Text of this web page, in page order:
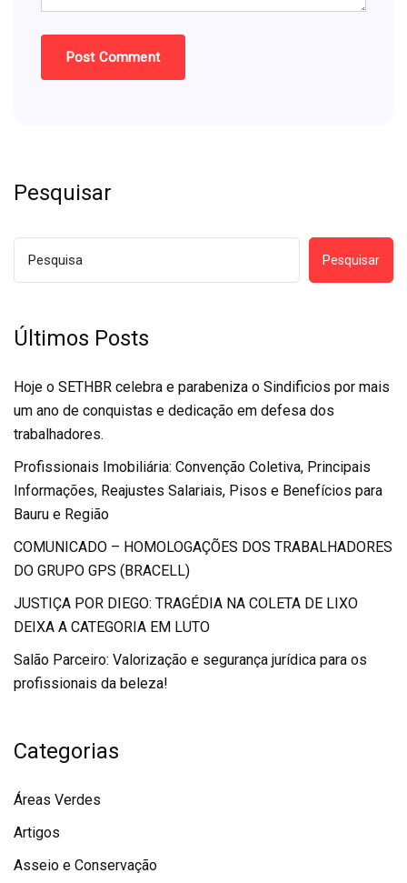
Pesquisar
Pesquisar
Últimos Posts
Hoje o SETHBR celebra e parabeniza o Sindificios por mais
um ano de conquistas e dedicação em defesa dos
trabalhadores.
Profissionais Imobiliária: Convenção Coletiva, Principais
Informações, Reajustes Salariais, Pisos e Benefícios para
Bauru e Região
COMUNICADO – HOMOLOGAÇÕES DOS TRABALHADORES
DO GRUPO GPS (BRACELL)
JUSTIÇA POR DIEGO: TRAGÉDIA NA COLETA DE LIXO
DEIXA A CATEGORIA EM LUTO
Salão Parceiro: Valorização e segurança jurídica para os
profissionais da beleza!
Categorias
Áreas Verdes
Artigos
Asseio e Conservação